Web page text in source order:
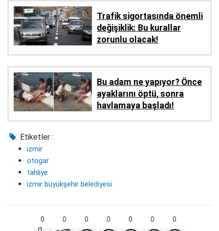
Trafik sigortasında önemli
değişiklik: Bu kurallar
zorunlu olacak!
Bu adam ne yapıyor? Önce
ayaklarını öptü, sonra
havlamaya başladı!
Etiketler :
izmir
otogar
tahliye
izmir büyükşehir belediyesi
0 0 0 0 0 0 0